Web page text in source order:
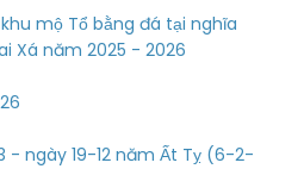
mộ Tổ bằng đá tại nghĩa
Xá năm 2025 - 2026
- ngày 19-12 năm Ất Tỵ (6-2-